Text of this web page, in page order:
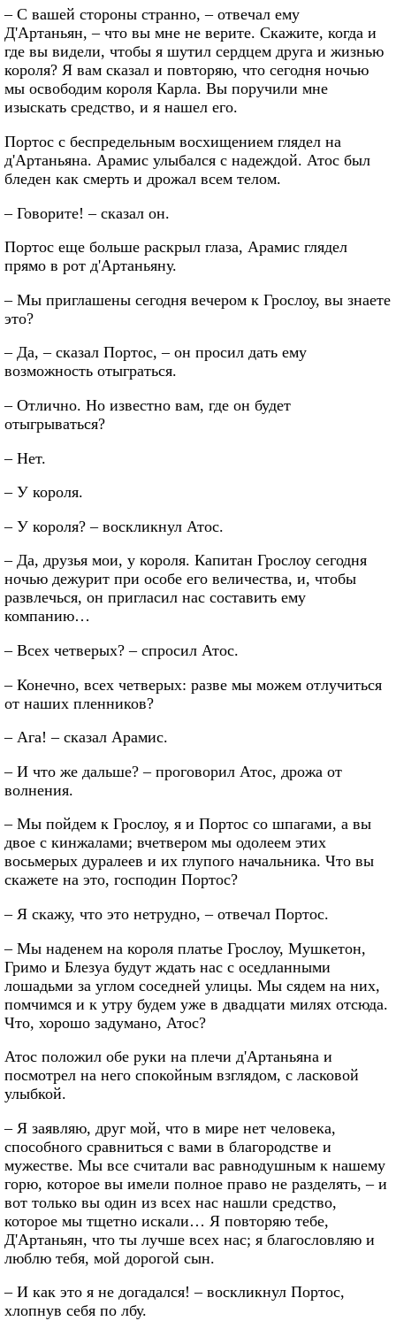
– С вашей стороны странно, – отвечал ему
Д'Артаньян, – что вы мне не верите. Скажите, когда и
где вы видели, чтобы я шутил сердцем друга и жизнью
короля? Я вам сказал и повторяю, что сегодня ночью
мы освободим короля Карла. Вы поручили мне
изыскать средство, и я нашел его.
Портос с беспредельным восхищением глядел на
д'Артаньяна. Арамис улыбался с надеждой. Атос был
бледен как смерть и дрожал всем телом.
– Говорите! – сказал он.
Портос еще больше раскрыл глаза, Арамис глядел
прямо в рот д'Артаньяну.
– Мы приглашены сегодня вечером к Грослоу, вы знаете
это?
– Да, – сказал Портос, – он просил дать ему
возможность отыграться.
– Отлично. Но известно вам, где он будет
отыгрываться?
– Нет.
– У короля.
– У короля? – воскликнул Атос.
– Да, друзья мои, у короля. Капитан Грослоу сегодня
ночью дежурит при особе его величества, и, чтобы
развлечься, он пригласил нас составить ему
компанию…
– Всех четверых? – спросил Атос.
– Конечно, всех четверых: разве мы можем отлучиться
от наших пленников?
– Ага! – сказал Арамис.
– И что же дальше? – проговорил Атос, дрожа от
волнения.
– Мы пойдем к Грослоу, я и Портос со шпагами, а вы
двое с кинжалами; вчетвером мы одолеем этих
восьмерых дуралеев и их глупого начальника. Что вы
скажете на это, господин Портос?
– Я скажу, что это нетрудно, – отвечал Портос.
– Мы наденем на короля платье Грослоу, Мушкетон,
Гримо и Блезуа будут ждать нас с оседланными
лошадьми за углом соседней улицы. Мы сядем на них,
помчимся и к утру будем уже в двадцати милях отсюда.
Что, хорошо задумано, Атос?
Атос положил обе руки на плечи д'Артаньяна и
посмотрел на него спокойным взглядом, с ласковой
улыбкой.
– Я заявляю, друг мой, что в мире нет человека,
способного сравниться с вами в благородстве и
мужестве. Мы все считали вас равнодушным к нашему
горю, которое вы имели полное право не разделять, – и
вот только вы один из всех нас нашли средство,
которое мы тщетно искали… Я повторяю тебе,
Д'Артаньян, что ты лучше всех нас; я благословляю и
люблю тебя, мой дорогой сын.
– И как это я не догадался! – воскликнул Портос,
хлопнув себя по лбу.